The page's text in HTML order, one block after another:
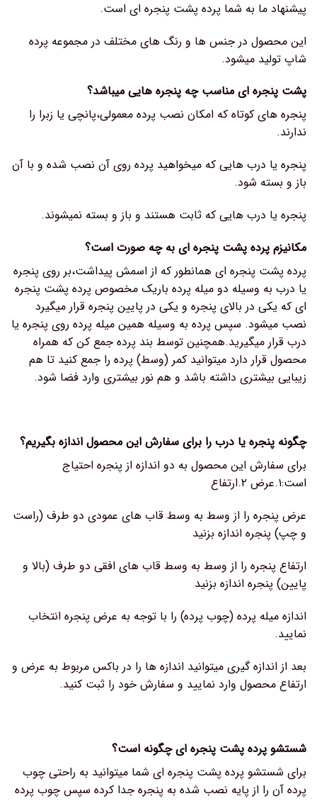
پیشنهاد ما به شما پرده پشت پنجره ای است.
این محصول در جنس ها و رنگ های مختلف در مجموعه پرده
شاپ تولید میشود.
پشت پنجره ای مناسب چه پنجره هایی میباشد؟
پنجره های کوتاه که امکان نصب پرده معمولی،پانچی یا زبرا را
ندارند.
پنجره یا درب هایی که میخواهید پرده روی آن نصب شده و با آن
باز و بسته شود.
پنجره یا درب هایی که ثابت هستند و باز و بسته نمیشوند.
مکانیزم پرده پشت پنجره ای به چه صورت است؟
پرده پشت پنجره ای همانطور که از اسمش پیداشت،بر روی پنجره
یا درب به وسیله دو میله پرده باریک مخصوص پرده پشت پنجره
ای که یکی در بالای پنجره و یکی در پایین پنجره قرار میگیرد
نصب میشود. سپس پرده به وسیله همین میله پرده روی پنجره یا
درب قرار میگیرید.همچنین توسط بند پرده جمع کن که همراه
محصول قرار دارد میتوانید کمر (وسط) پرده را جمع کنید تا هم
زیبایی بیشتری داشته باشد و هم نور بیشتری وارد فضا شود.
چگونه پنجره یا درب را برای سفارش این محصول اندازه بگیریم؟
برای سفارش این محصول به دو اندازه از پنجره احتیاج
است:۱.عرض ۲.ارتفاع
عرض پنجره را از وسط به وسط قاب های عمودی دو طرف (راست
و چپ) پنجره اندازه بزنید
ارتفاع پنجره را از وسط به وسط قاب های افقی دو طرف (بالا و
پایین) پنجره اندازه بزنید
اندازه میله پرده (چوب پرده) را با توجه به عرض پنجره انتخاب
نمایید.
بعد از اندازه گیری میتوانید اندازه ها را در باکس مربوط به عرض و
ارتفاع محصول وارد نمایید و سفارش خود را ثبت کنید.
شستشو پرده پشت پنجره ای چگونه است؟
برای شستشو پرده پشت پنجره ای شما میتوانید به راحتی چوب
پرده آن را از پایه نصب شده به پنجره جدا کرده سپس چوب پرده